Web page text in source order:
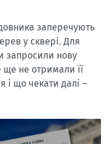
заперечують
у сквері. Для
запросили нову
ще не отримали її
і що чекати далі –